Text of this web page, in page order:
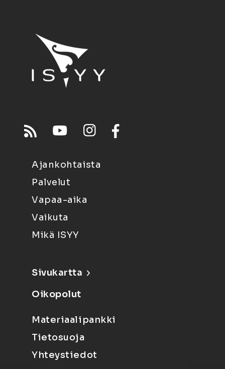
Ajankohtaista
Palvelut
Vapaa-aika
Vaikuta
Mikä ISYY
Sivukartta
Oikopolut
Materiaalipankki
Tietosuoja
Yhteystiedot